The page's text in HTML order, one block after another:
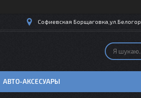
Софиевская
АВТО-АКСЕСУАРЫ